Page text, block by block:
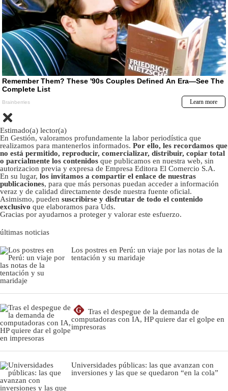
Estimado(a) lector(a)
En Gestión, valoramos profundamente la labor periodística que
realizamos para mantenerlos informados. Por ello, les recordamos que
no está permitido, reproducir, comercializar, distribuir, copiar total
o parcialmente los contenidos que publicamos en nuestra web, sin
autorizacion previa y expresa de Empresa Editora El Comercio S.A.
En su lugar, los invitamos a compartir el enlace de nuestras
publicaciones, para que más personas puedan acceder a información
veraz y de calidad directamente desde nuestra fuente oficial.
Asimismo, pueden suscribirse y disfrutar de todo el contenido
exclusivo que elaboramos para Uds.
Gracias por ayudarnos a proteger y valorar este esfuerzo.
últimas noticias
Los postres en Perú: un viaje por las notas de la
tentación y su maridaje
G
Tras el despegue de la demanda de
computadoras con IA, HP quiere dar el golpe en
impresoras
Universidades públicas: las que avanzan con
inversiones y las que se quedaron “en la cola”